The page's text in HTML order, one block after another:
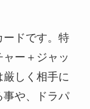
ードです。特
ー＋ジャッ
厳しく相手に
事や、ドラパ